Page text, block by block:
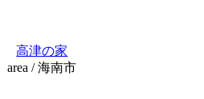
高津の家
area / 海南市